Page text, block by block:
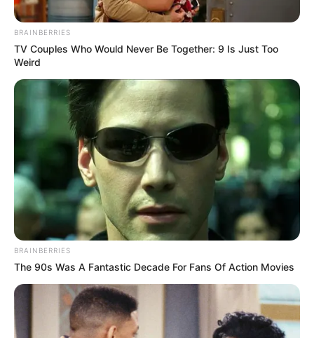
ΤΑΥΤΟΤΗΤΑ ΚΑΙ ΕΠΙΚΟΙΝΩΝΙΑ ΟΡΟΙ ΧΡΗΣΗΣ
BRAINBERRIES
TV Couples Who Would Never Be Together: 9 Is Just Too
Weird
BRAINBERRIES
The 90s Was A Fantastic Decade For Fans Of Action Movies